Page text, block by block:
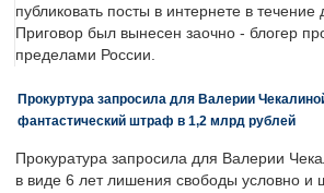
публиковать посты в интернете в течение
Приговор был вынесен заочно - блогер
пределами России.
Прокуртура запросила для Валерии
фантастический штраф в 1,2 млрд рублей
Прокуратура запросила для Валерии
в виде 6 лет лишения свободы условно и